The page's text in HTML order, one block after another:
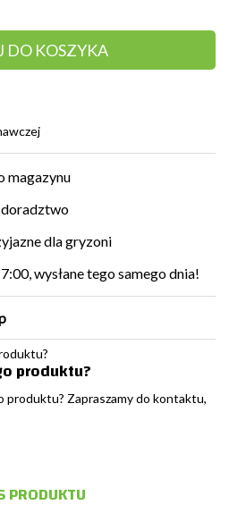
DO KOSZYKA
magazynu
dla gryzoni
wysłane tego samego dnia!
produktu?
produktu? Zapraszamy do kontaktu,
PRODUKTU